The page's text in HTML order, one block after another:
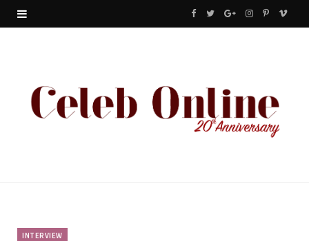
F
e
b
T
t
G
g
l
I
t
a
P
t
e
V
INTERVIEW